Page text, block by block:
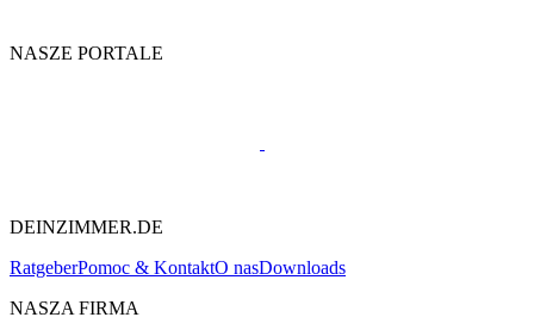
NASZE PORTALE
DEINZIMMER.DE
RatgeberPomoc & KontaktO nasDownloads
NASZA FIRMA